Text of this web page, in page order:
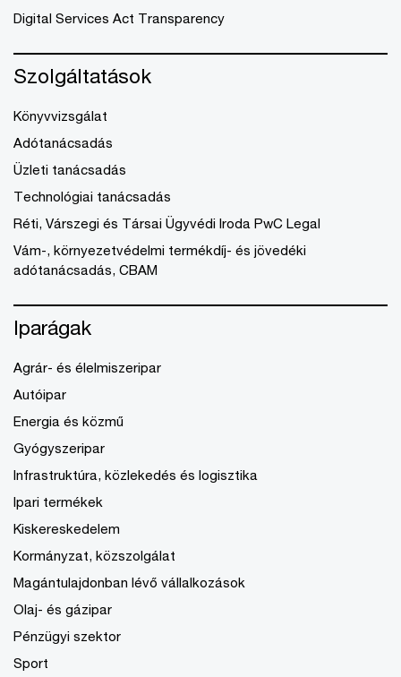
Digital Services Act Transparency
Szolgáltatások
Könyvvizsgálat
Adótanácsadás
Üzleti tanácsadás
Technológiai tanácsadás
Réti, Várszegi és Társai Ügyvédi Iroda PwC Legal
Vám-, környezetvédelmi termékdíj- és jövedéki
adótanácsadás, CBAM
Iparágak
Agrár- és élelmiszeripar
Autóipar
Energia és közmű
Gyógyszeripar
Infrastruktúra, közlekedés és logisztika
Ipari termékek
Kiskereskedelem
Kormányzat, közszolgálat
Magántulajdonban lévő vállalkozások
Olaj- és gázipar
Pénzügyi szektor
Sport